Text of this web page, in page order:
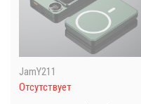
JamY211
Отсутствует